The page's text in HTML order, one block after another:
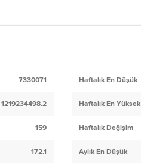
7330071
1219234498.2
159
172.1
Haftalık En Düşük
Haftalık En Yüksek
Haftalık Değişim
Aylık En Düşük